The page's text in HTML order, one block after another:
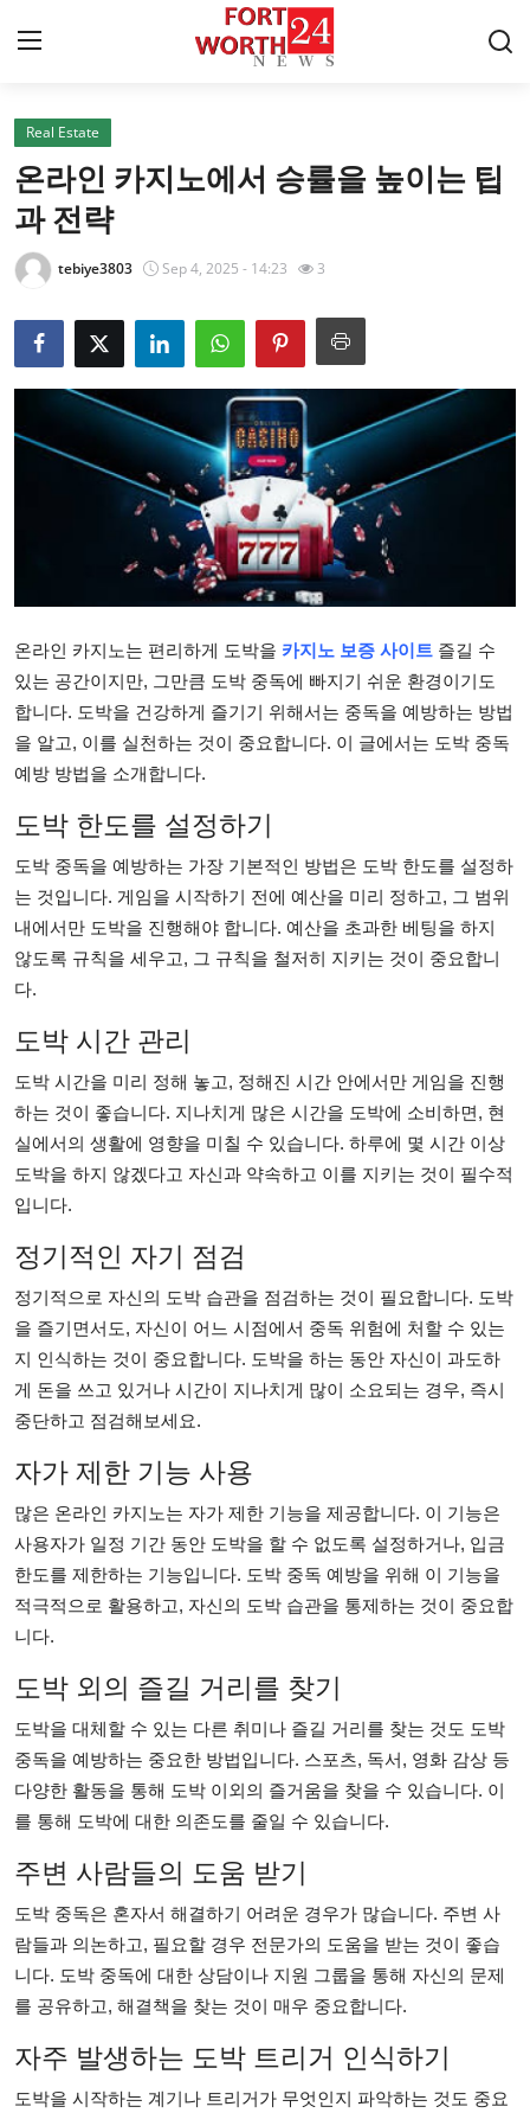
Home
Contact
Press Release
Privacy Policy
About
News Network
Submit Press Release
Advertise with US
Crypto
Tech
Real Estate
General
Top 10
How To
Support Number
Real Estate
온라인 카지노에서 승률을 높이는 팁
과 전략
tebiye3803 Sep 4, 2025 - 14:23 3
온라인 카지노는 편리하게 도박을 카지노 보증 사이트 즐길 수
있는 공간이지만, 그만큼 도박 중독에 빠지기 쉬운 환경이기도
합니다. 도박을 건강하게 즐기기 위해서는 중독을 예방하는 방법
을 알고, 이를 실천하는 것이 중요합니다. 이 글에서는 도박 중독
예방 방법을 소개합니다.
도박 한도를 설정하기
도박 중독을 예방하는 가장 기본적인 방법은 도박 한도를 설정하
는 것입니다. 게임을 시작하기 전에 예산을 미리 정하고, 그 범위
내에서만 도박을 진행해야 합니다. 예산을 초과한 베팅을 하지
않도록 규칙을 세우고, 그 규칙을 철저히 지키는 것이 중요합니
다.
도박 시간 관리
도박 시간을 미리 정해 놓고, 정해진 시간 안에서만 게임을 진행
하는 것이 좋습니다. 지나치게 많은 시간을 도박에 소비하면, 현
실에서의 생활에 영향을 미칠 수 있습니다. 하루에 몇 시간 이상
도박을 하지 않겠다고 자신과 약속하고 이를 지키는 것이 필수적
입니다.
정기적인 자기 점검
정기적으로 자신의 도박 습관을 점검하는 것이 필요합니다. 도박
을 즐기면서도, 자신이 어느 시점에서 중독 위험에 처할 수 있는
지 인식하는 것이 중요합니다. 도박을 하는 동안 자신이 과도하
게 돈을 쓰고 있거나 시간이 지나치게 많이 소요되는 경우, 즉시
중단하고 점검해보세요.
자가 제한 기능 사용
많은 온라인 카지노는 자가 제한 기능을 제공합니다. 이 기능은
사용자가 일정 기간 동안 도박을 할 수 없도록 설정하거나, 입금
한도를 제한하는 기능입니다. 도박 중독 예방을 위해 이 기능을
적극적으로 활용하고, 자신의 도박 습관을 통제하는 것이 중요합
니다.
도박 외의 즐길 거리를 찾기
도박을 대체할 수 있는 다른 취미나 즐길 거리를 찾는 것도 도박
중독을 예방하는 중요한 방법입니다. 스포츠, 독서, 영화 감상 등
다양한 활동을 통해 도박 이외의 즐거움을 찾을 수 있습니다. 이
를 통해 도박에 대한 의존도를 줄일 수 있습니다.
주변 사람들의 도움 받기
도박 중독은 혼자서 해결하기 어려운 경우가 많습니다. 주변 사
람들과 의논하고, 필요할 경우 전문가의 도움을 받는 것이 좋습
니다. 도박 중독에 대한 상담이나 지원 그룹을 통해 자신의 문제
를 공유하고, 해결책을 찾는 것이 매우 중요합니다.
자주 발생하는 도박 트리거 인식하기
도박을 시작하는 계기나 트리거가 무엇인지 파악하는 것도 중요